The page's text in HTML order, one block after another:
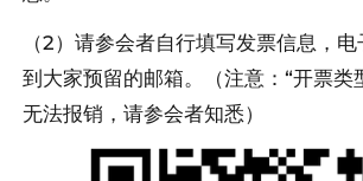
（2）请参会者自行填写发票信息，
到大家预留的邮箱。（注意：“开票类
无法报销，请参会者知悉）